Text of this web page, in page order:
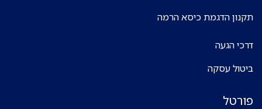
תקנון הדגמת כיסא הרמה
דרכי הגעה
ביטול עסקה
פורטל